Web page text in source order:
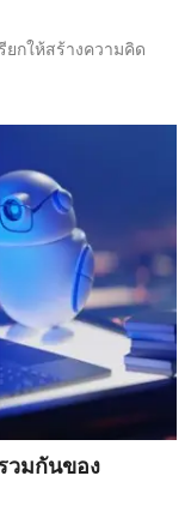
ยกให้สร้างความคิด
วมกันของ